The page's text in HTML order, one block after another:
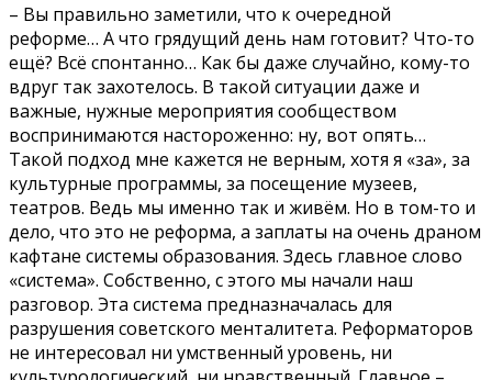
– Вы правильно заметили, что к очередной
реформе… А что грядущий день нам готовит? Что-то
ещё? Всё спонтанно… Как бы даже случайно, кому-то
вдруг так захотелось. В такой ситуации даже и
важные, нужные мероприятия сообществом
воспринимаются настороженно: ну, вот опять…
Такой подход мне кажется не верным, хотя я «за», за
культурные программы, за посещение музеев,
театров. Ведь мы именно так и живём. Но в том-то и
дело, что это не реформа, а заплаты на очень драном
кафтане системы образования. Здесь главное слово
«система». Собственно, с этого мы начали наш
разговор. Эта система предназначалась для
разрушения советского менталитета. Реформаторов
не интересовал ни умственный уровень, ни